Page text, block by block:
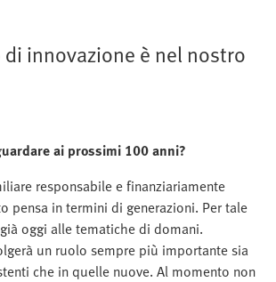
innovazione è nel nostro
ai prossimi 100 anni?
responsabile e finanziariamente
pensa in termini di generazioni. Per tale
oggi alle tematiche di domani.
un ruolo sempre più importante sia
che in quelle nuove. Al momento non